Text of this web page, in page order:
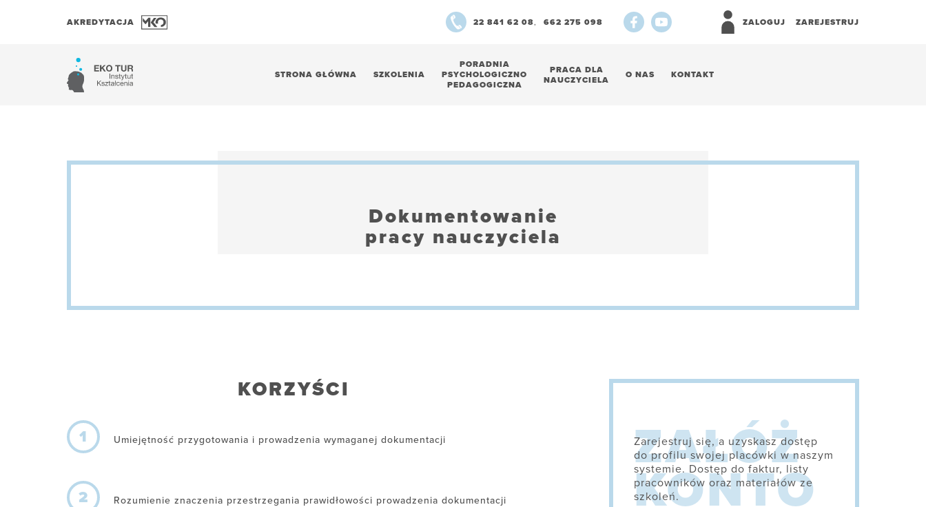
AKREDYTACJA 22 841 62 08 662 275 098 ZALOGUJ ZAREJESTRUJ
STRONA GŁÓWNA SZKOLENIA
PORADNIA
PSYCHOLOGICZNO
PEDAGOGICZNA
PRACA DLA
NAUCZYCIELA
O NAS KONTAKT
Dokumentowanie
pracy nauczyciela
KORZYŚCI
1 Umiejętność przygotowania i prowadzenia wymaganej dokumentacji
2 Rozumienie znaczenia przestrzegania prawidłowości prowadzenia dokumentacji
Zarejestruj się, a uzyskasz dostęp
do profilu swojej placówki w naszym
systemie. Dostęp do faktur, listy
pracowników oraz materiałów ze
szkoleń.